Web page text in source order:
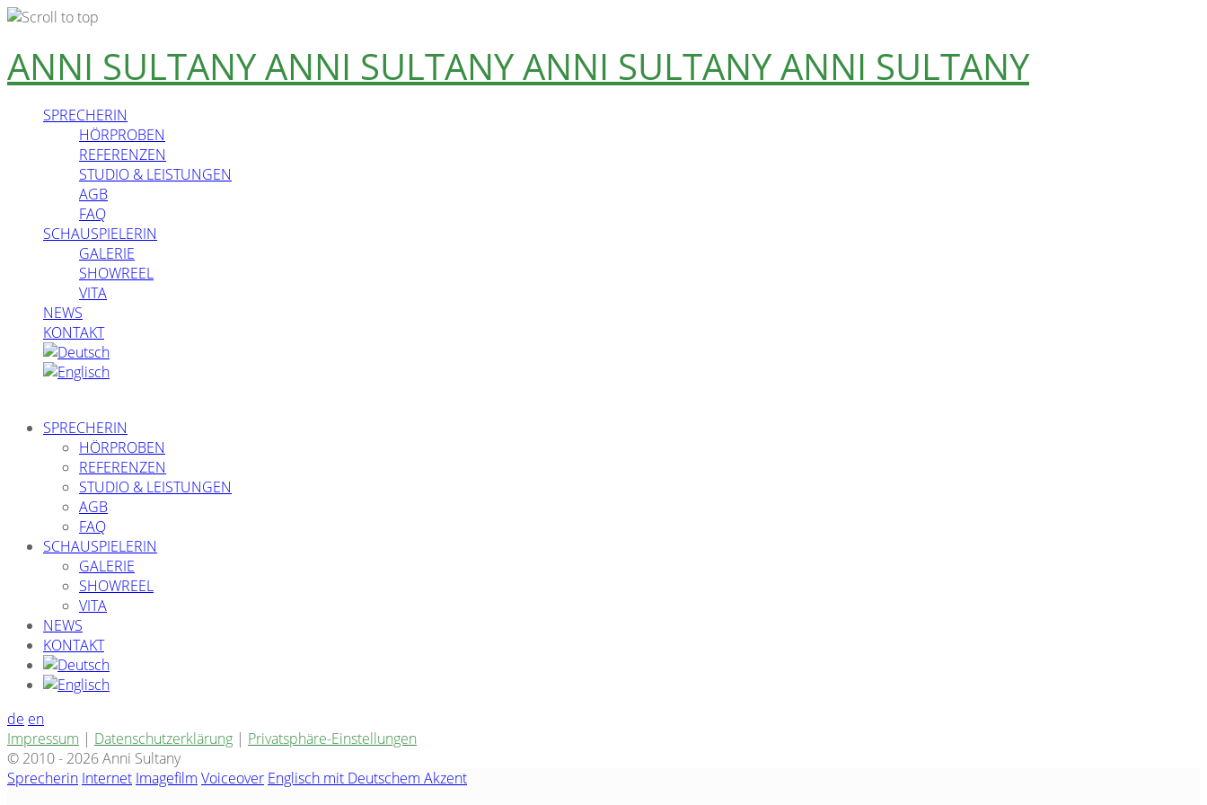
Skip
to
content
ANNI SULTANYANNI SULTANYANNI SULTANYANNI SULTANY
SPRECHERIN
HÖRPROBEN
REFERENZEN
STUDIO & LEISTUNGEN
AGB
FAQ
SCHAUSPIELERIN
GALERIE
SHOWREEL
VITA
NEWS
KONTAKT
SPRECHERIN
HÖRPROBEN
REFERENZEN
STUDIO & LEISTUNGEN
AGB
FAQ
SCHAUSPIELERIN
GALERIE
SHOWREEL
VITA
NEWS
KONTAKT
de en
Impressum | Datenschutzerklärung | Privatsphäre-Einstellungen
© 2010 - 2026 Anni Sultany
Sprecherin Internet Imagefilm Voiceover Englisch mit Deutschem Akzent